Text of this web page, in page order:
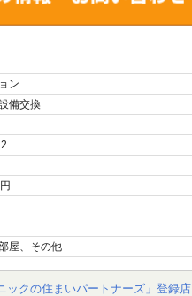
ン
備交換
2
屋、その他
ックの住まいパートナーズ」登録店